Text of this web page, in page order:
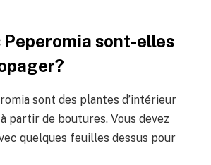
Peperomia sont-elles
sont des plantes d’intérieur
partir de boutures. Vous devez
quelques feuilles dessus pour